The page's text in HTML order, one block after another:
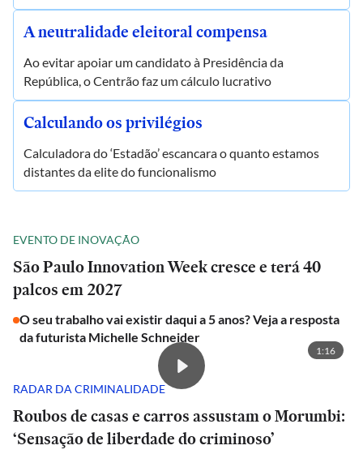
A neutralidade eleitoral compensa
Ao evitar apoiar um candidato à Presidência da
República, o Centrão faz um cálculo lucrativo
Calculando os privilégios
Calculadora do ‘Estadão’ escancara o quanto estamos
distantes da elite do funcionalismo
EVENTO DE INOVAÇÃO
São Paulo Innovation Week cresce e terá 40
palcos em 2027
O seu trabalho vai existir daqui a 5 anos? Veja a resposta
da futurista Michelle Schneider
1:16
RADAR DA CRIMINALIDADE
Roubos de casas e carros assustam o Morumbi:
‘Sensação de liberdade do criminoso’